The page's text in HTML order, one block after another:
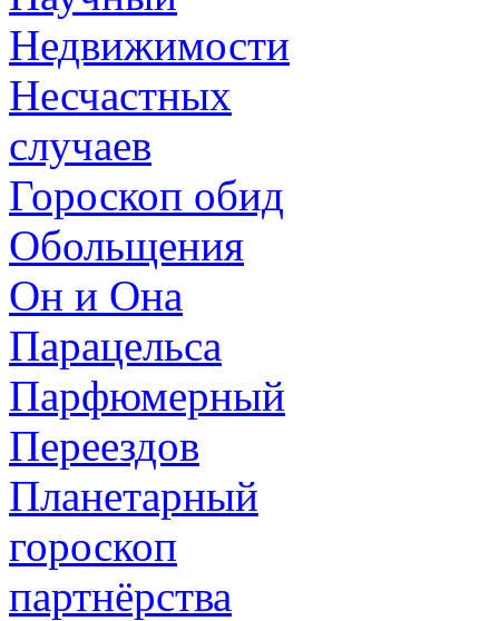
Недвижимости
Несчастных
случаев
Гороскоп обид
Обольщения
Он и Она
Парацельса
Парфюмерный
Переездов
Планетарный
гороскоп
партнёрства